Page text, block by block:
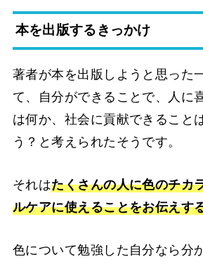
本を出版するきっかけ
著者が本を出版しようと思った
て、自分ができることで、人に
は何か、社会に貢献できること
う？と考えられたそうです。
それはたくさんの人に色のチカ
ルケアに使えることをお伝えす
色について勉強した自分なら分